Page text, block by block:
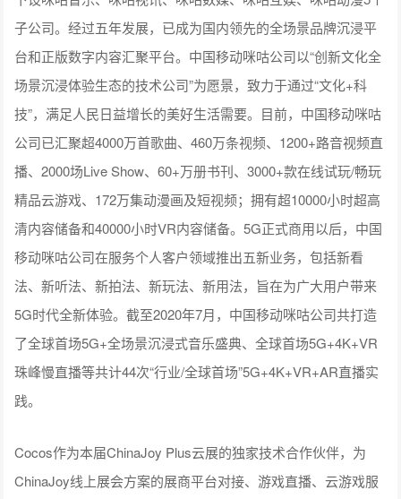
子公司。经过五年发展，已成为国内领先的全场景品牌沉浸平
台和正版数字内容汇聚平台。中国移动咪咕公司以“创新文化全
场景沉浸体验生态的技术公司”为愿景，致力于通过“文化+科
技”，满足人民日益增长的美好生活需要。目前，中国移动咪咕
公司已汇聚超4000万首歌曲、460万条视频、1200+路音视频直
播、2000场Live Show、60+万册书刊、3000+款在线试玩/畅玩
精品云游戏、172万集动漫画及短视频；拥有超10000小时超高
清内容储备和40000小时VR内容储备。5G正式商用以后，中国
移动咪咕公司在服务个人客户领域推出五新业务，包括新看
法、新听法、新拍法、新玩法、新用法，旨在为广大用户带来
5G时代全新体验。截至2020年7月，中国移动咪咕公司共打造
了全球首场5G+全场景沉浸式音乐盛典、全球首场5G+4K+VR
珠峰慢直播等共计44次“行业/全球首场”5G+4K+VR+AR直播实
践。
Cocos作为本届ChinaJoy Plus云展的独家技术合作伙伴，为
ChinaJoy线上展会方案的展商平台对接、游戏直播、云游戏服